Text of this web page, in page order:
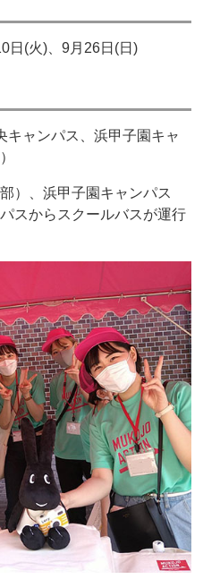
日(火)、9月26日(日)
キャンパス、浜甲子園キャ
）、浜甲子園キャンパス
スからスクールバスが運行